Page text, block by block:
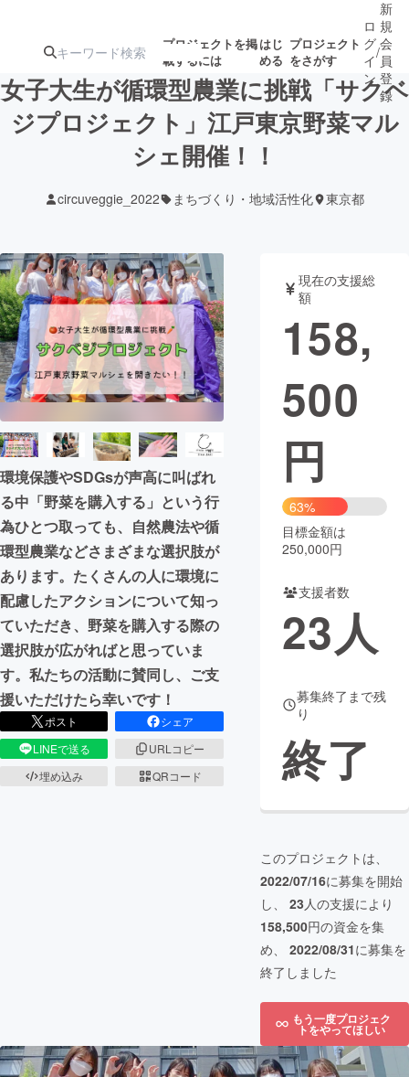
プロジェクトを掲
載するには
はじ
める
プロジェクト
をさがす
注目の新着プロ募集終了が近いプ
テクノロジー・ガジェット
映像・映画 書籍・雑誌
ビジネス・起業 チャレンジ
まちづくり・地域活性化
CAMPFIRE for Social Good
CAMPFIRE Creation
CAMPFIREふるさと納税machi-ya コミュニティ
ロ
グ
イ
ン
/
新
規
会
員
登
録
女子大生が循環型農業に挑戦「サクベ
ジプロジェクト」江戸東京野菜マル
シェ開催！！
circuveggie_2022 まちづくり・地域活性化 東京都
環境保護やSDGsが声高に叫ばれ
る中「野菜を購入する」という行
為ひとつ取っても、自然農法や循
環型農業などさまざまな選択肢が
あります。たくさんの人に環境に
配慮したアクションについて知っ
ていただき、野菜を購入する際の
選択肢が広がればと思っていま
す。私たちの活動に賛同し、ご支
援いただけたら幸いです！
ポスト
シェア
LINEで送る
URLコピー
埋め込み
QRコード
現在の支援総
額
158,
500
円
63%
目標金額は
250,000円
支援者数
23人
募集終了まで残
り
終了
このプロジェクトは、
2022/07/16に募集を開始
し、 23人の支援により
158,500円の資金を集
め、 2022/08/31に募集を
終了しました
もう一度プロジェク
トをやってほしい